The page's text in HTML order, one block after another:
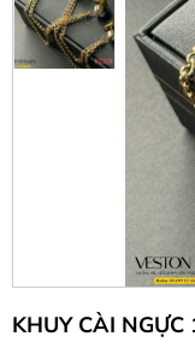
KHUY CÀI NGỰC